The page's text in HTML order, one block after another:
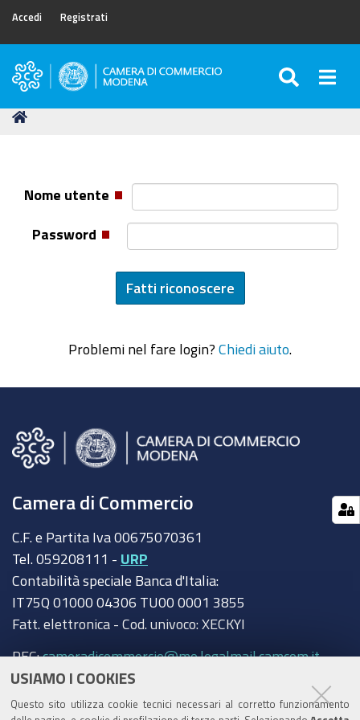
USIAMO I COOKIES
Questo sito utilizza cookie tecnici necessari al corretto funzionamento
Accedi Registrati
Camera
Commercio
Tu
Nome utente
Password
Problemi nel fare login? Chiedi aiuto
Camera di Commercio
C.F. e Partita Iva 00675070361
Tel. 059208111 - URP
Contabilità speciale Banca d'Italia:
IT75Q 01000 04306 TU00 0001 3855
Fatt. elettronica - Cod. univoco: XECKYI
PEC:cameradicommercio@mo.legalmail.camcom.it
Trasparenza